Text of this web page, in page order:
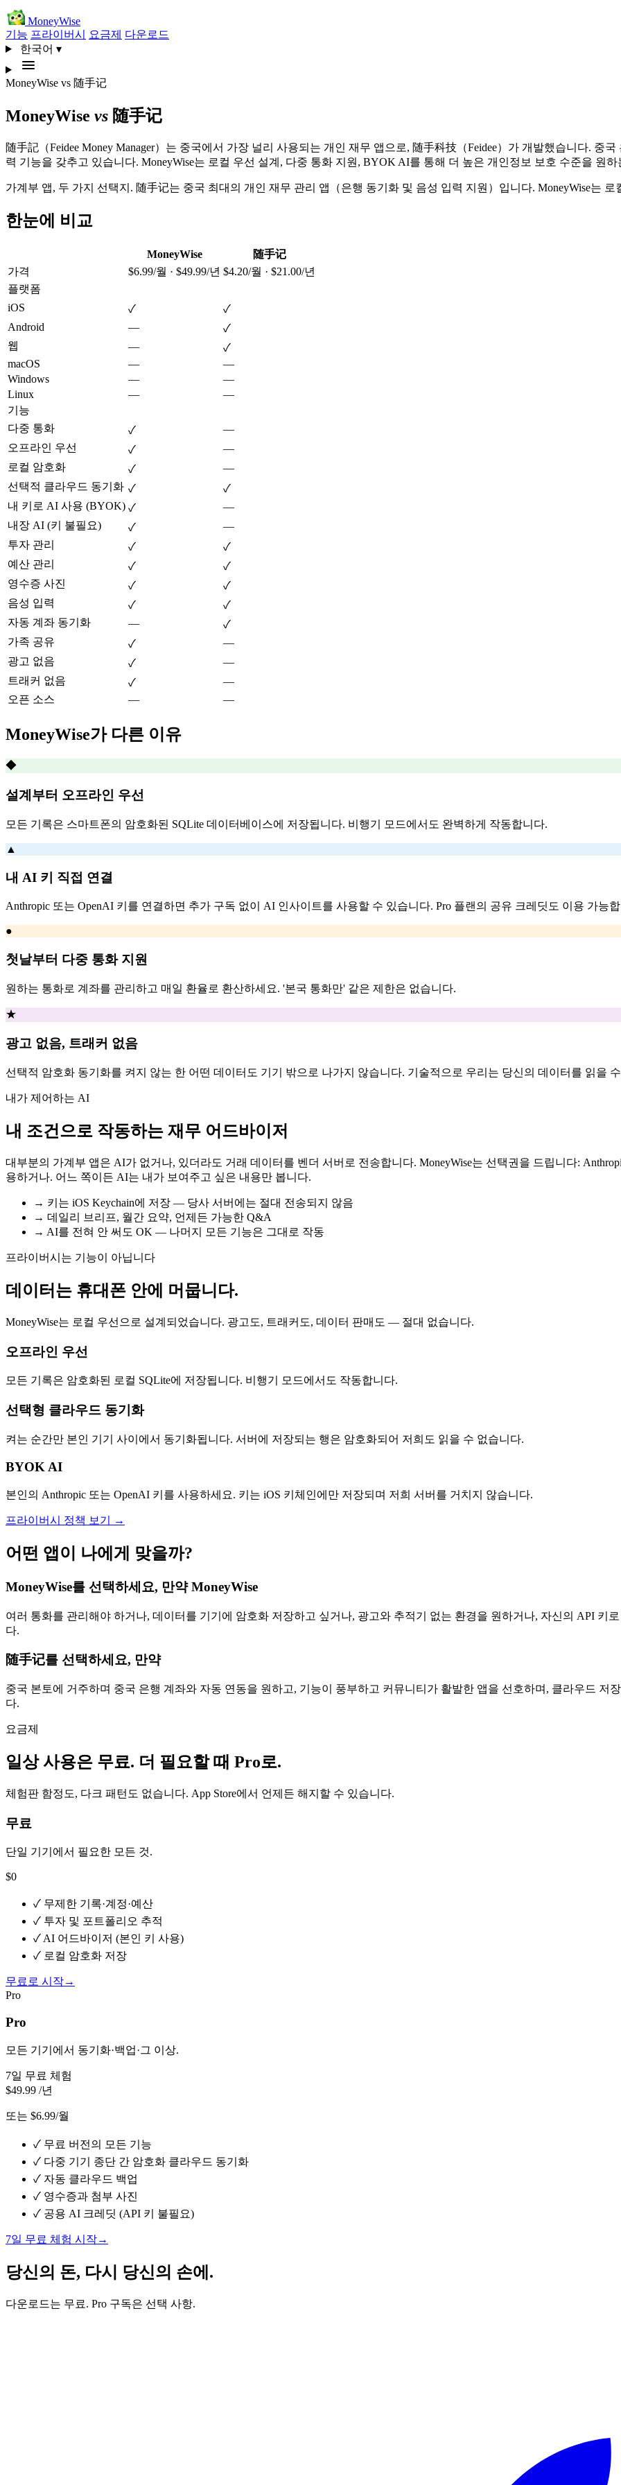
MoneyWise
기능 프라이버시 요금제 다운로드
한국어 ▾
MoneyWise vs 随手记
MoneyWise vs 随手记
随手記（Feidee Money Manager）는 중국에서 가장 널리 사용되는 개인 재무 앱으로, 随手科技（Feidee）가 개발했습니다. 중
력 기능을 갖추고 있습니다. MoneyWise는 로컬 우선 설계, 다중 통화 지원, BYOK AI를 통해 더 높은 개인정보 보호 수준을 원
가계부 앱, 두 가지 선택지. 随手记는 중국 최대의 개인 재무 관리 앱（은행 동기화 및 음성 입력 지원）입니다. MoneyWise는
한눈에 비교
MoneyWise
随手记
가격
$6.99/월 · $49.99/년 $4.20/월 · $21.00/년
플랫폼
iOS
✓
✓
Android
—
✓
웹
—
✓
macOS
—
—
Windows
—
—
Linux
—
—
기능
다중 통화
✓
—
오프라인 우선
✓
—
로컬 암호화
✓
—
선택적 클라우드 동기화 ✓
✓
내 키로 AI 사용 (BYOK) ✓
—
내장 AI (키 불필요)
✓
—
투자 관리
✓
✓
예산 관리
✓
✓
영수증 사진
✓
✓
음성 입력
✓
✓
자동 계좌 동기화
—
✓
가족 공유
✓
—
광고 없음
✓
—
트래커 없음
✓
—
오픈 소스
— —
MoneyWise가 다른 이유
◆
설계부터 오프라인 우선
모든 기록은 스마트폰의 암호화된 SQLite 데이터베이스에 저장됩니다. 비행기 모드에서도 완벽하게 작동합니다.
▲
내 AI 키 직접 연결
Anthropic 또는 OpenAI 키를 연결하면 추가 구독 없이 AI 인사이트를 사용할 수 있습니다. Pro 플랜의 공유 크레딧도 이용 가능
●
첫날부터 다중 통화 지원
원하는 통화로 계좌를 관리하고 매일 환율로 환산하세요. '본국 통화만' 같은 제한은 없습니다.
★
광고 없음, 트래커 없음
선택적 암호화 동기화를 켜지 않는 한 어떤 데이터도 기기 밖으로 나가지 않습니다. 기술적으로 우리는 당신의 데이터를 읽을
내가 제어하는 AI
내 조건으로 작동하는 재무 어드바이저
대부분의 가계부 앱은 AI가 없거나, 있더라도 거래 데이터를 벤더 서버로 전송합니다. MoneyWise는 선택권을 드립니다:
용하거나. 어느 쪽이든 AI는 내가 보여주고 싶은 내용만 봅니다.
→ 키는 iOS Keychain에 저장 — 당사 서버에는 절대 전송되지 않음
→ 데일리 브리프, 월간 요약, 언제든 가능한 Q&A
→ AI를 전혀 안 써도 OK — 나머지 모든 기능은 그대로 작동
프라이버시는 기능이 아닙니다
데이터는 휴대폰 안에 머뭅니다.
MoneyWise는 로컬 우선으로 설계되었습니다. 광고도, 트래커도, 데이터 판매도 — 절대 없습니다.
오프라인 우선
모든 기록은 암호화된 로컬 SQLite에 저장됩니다. 비행기 모드에서도 작동합니다.
선택형 클라우드 동기화
켜는 순간만 본인 기기 사이에서 동기화됩니다. 서버에 저장되는 행은 암호화되어 저희도 읽을 수 없습니다.
BYOK AI
본인의 Anthropic 또는 OpenAI 키를 사용하세요. 키는 iOS 키체인에만 저장되며 저희 서버를 거치지 않습니다.
프라이버시 정책 보기 →
어떤 앱이 나에게 맞을까?
MoneyWise를 선택하세요, 만약 MoneyWise
여러 통화를 관리해야 하거나, 데이터를 기기에 암호화 저장하고 싶거나, 광고와 추적기 없는 환경을 원하거나, 자신의 API 키
다.
随手记를 선택하세요, 만약
중국 본토에 거주하며 중국 은행 계좌와 자동 연동을 원하고, 기능이 풍부하고 커뮤니티가 활발한 앱을 선호하며, 클라우드 저
다.
요금제
일상 사용은 무료. 더 필요할 때 Pro로.
체험판 함정도, 다크 패턴도 없습니다. App Store에서 언제든 해지할 수 있습니다.
무료
단일 기기에서 필요한 모든 것.
$0
✓ 무제한 기록·계정·예산
✓ 투자 및 포트폴리오 추적
✓ AI 어드바이저 (본인 키 사용)
✓ 로컬 암호화 저장
무료로 시작→
Pro
Pro
모든 기기에서 동기화·백업·그 이상.
7일 무료 체험
$49.99 /년
또는 $6.99/월
✓ 무료 버전의 모든 기능
✓ 다중 기기 종단 간 암호화 클라우드 동기화
✓ 자동 클라우드 백업
✓ 영수증과 첨부 사진
✓ 공용 AI 크레딧 (API 키 불필요)
7일 무료 체험 시작→
당신의 돈, 다시 당신의 손에.
다운로드는 무료. Pro 구독은 선택 사항.